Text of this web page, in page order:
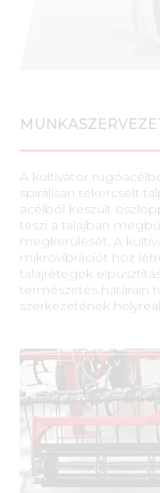
A kultivátor
spirálisan tekercselt
acélból készült
teszi a talajban
megkerülését. A
mikrovibrációt hoz
talajrétegek
természetes határain
szerkezetének